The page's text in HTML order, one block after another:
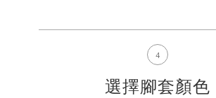
4
選擇腳套顏色